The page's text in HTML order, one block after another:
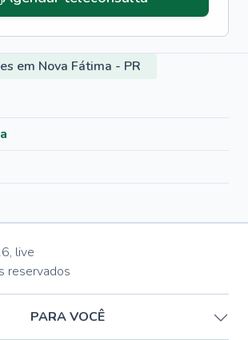
em Nova Fátima - PR
, live
reservados
PARA VOCÊ